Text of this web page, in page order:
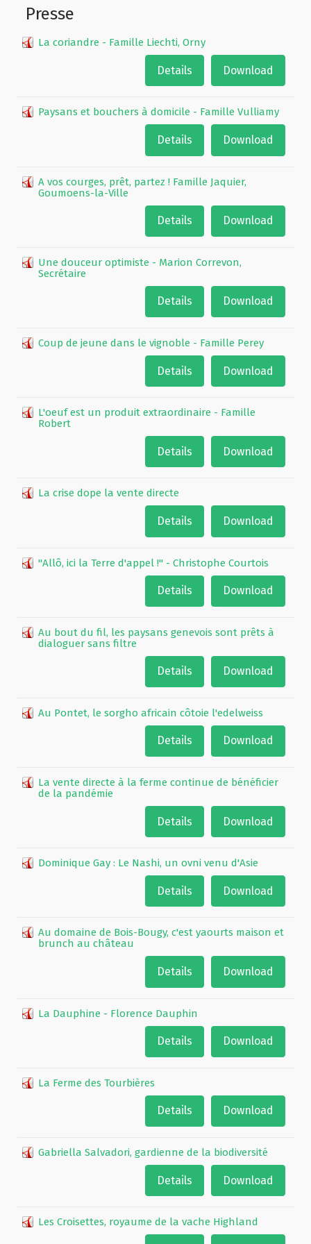
Presse
La coriandre - Famille Liechti, Orny
Download
Details
Paysans et bouchers à domicile - Famille Vulliamy
Download
Details
A vos courges, prêt, partez ! Famille Jaquier,
Goumoens-la-Ville
Download
Details
Une douceur optimiste - Marion Correvon,
Secrétaire
Download
Details
Coup de jeune dans le vignoble - Famille Perey
Download
Details
L'oeuf est un produit extraordinaire - Famille
Robert
Download
Details
La crise dope la vente directe
Download
Details
"Allô, ici la Terre d'appel !" - Christophe Courtois
Download
Details
Au bout du fil, les paysans genevois sont prêts à
dialoguer sans filtre
Download
Details
Au Pontet, le sorgho africain côtoie l'edelweiss
Download
Details
La vente directe à la ferme continue de bénéficier
de la pandémie
Download
Details
Dominique Gay : Le Nashi, un ovni venu d'Asie
Download
Details
Au domaine de Bois-Bougy, c'est yaourts maison et
brunch au château
Download
Details
La Dauphine - Florence Dauphin
Download
Details
La Ferme des Tourbières
Download
Details
Gabriella Salvadori, gardienne de la biodiversité
Download
Details
Les Croisettes, royaume de la vache Highland
Partenaires